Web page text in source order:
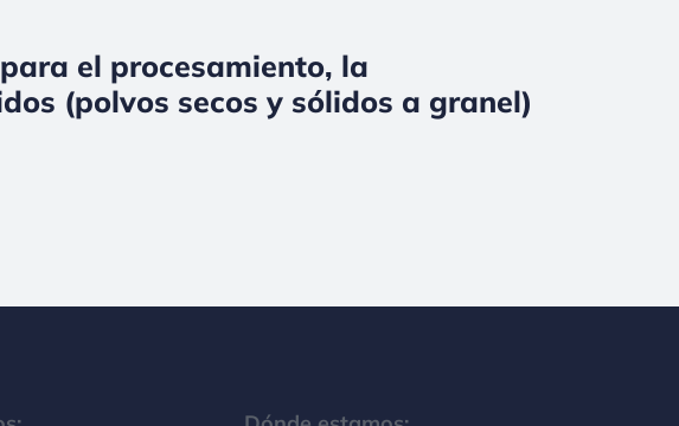
el procesamiento, la
(polvos secos y sólidos a granel)